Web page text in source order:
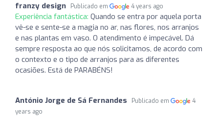
franzy design Publicado em 4 years ago
Experiência fantástica: Quando se entra por aquela porta
vê-se e sente-se a magia no ar, nas flores, nos arranjos
e nas plantas em vaso. O atendimento é impecável. Dá
sempre resposta ao que nós solicitamos, de acordo com
o contexto e o tipo de arranjos para as diferentes
ocasiões. Está de PARABÉNS!
António Jorge de Sá Fernandes Publicado em
4
years ago